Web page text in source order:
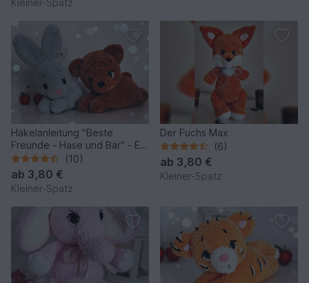
Kleiner-Spatz
Häkelanleitung "Beste
Freunde - Hase und Bär" - Ein
Osterabenteuer
(10)
ab 3,80 €
Kleiner-Spatz
Der Fuchs Max
(6)
ab 3,80 €
Kleiner-Spatz